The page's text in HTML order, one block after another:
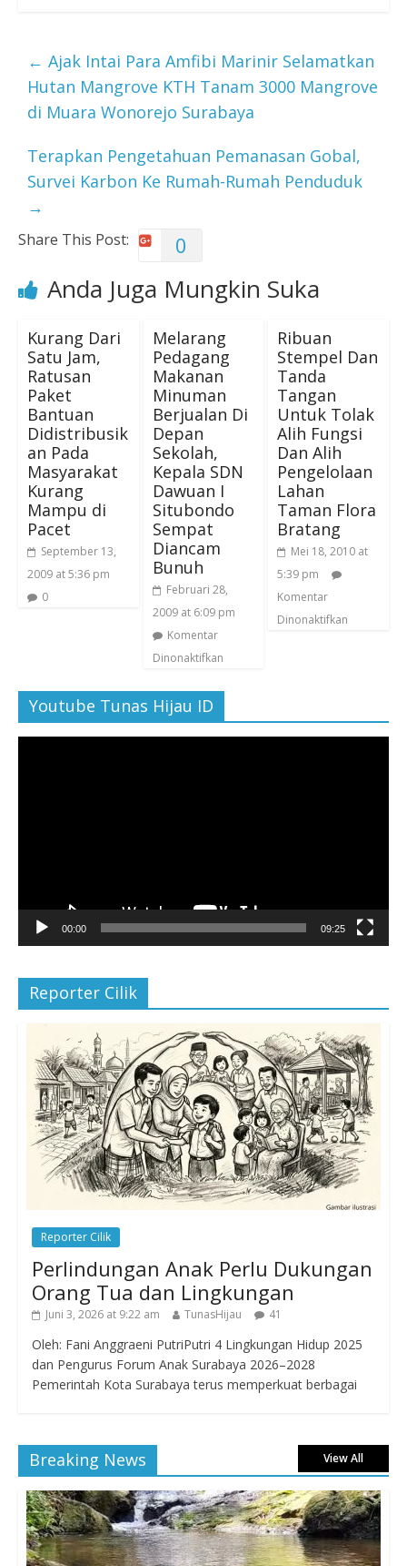
← Ajak Intai Para Amfibi Marinir Selamatkan
Hutan Mangrove KTH Tanam 3000 Mangrove
di Muara Wonorejo Surabaya
Terapkan Pengetahuan Pemanasan Gobal,
Survei Karbon Ke Rumah-Rumah Penduduk
→
Share This Post: 0
Anda Juga Mungkin Suka
Kurang Dari
Satu Jam,
Ratusan
Paket
Bantuan
Didistribusik
an Pada
Masyarakat
Kurang
Mampu di
Pacet
September 13,
2009 at 5:36 pm
0
Melarang
Pedagang
Makanan
Minuman
Berjualan Di
Depan
Sekolah,
Kepala SDN
Dawuan I
Situbondo
Sempat
Diancam
Bunuh
Februari 28,
2009 at 6:09 pm
Komentar
Dinonaktifkan
Ribuan
Stempel Dan
Tanda
Tangan
Untuk Tolak
Alih Fungsi
Dan Alih
Pengelolaan
Lahan
Taman Flora
Bratang
Mei 18, 2010 at
5:39 pm
Komentar
Dinonaktifkan
Youtube Tunas Hijau ID
00:00 09:25
Reporter Cilik
Reporter Cilik
Perlindungan Anak Perlu Dukungan
Orang Tua dan Lingkungan
Juni 3, 2026 at 9:22 am TunasHijau 41
Oleh: Fani Anggraeni PutriPutri 4 Lingkungan Hidup 2025
dan Pengurus Forum Anak Surabaya 2026–2028
Pemerintah Kota Surabaya terus memperkuat berbagai
Breaking News View All